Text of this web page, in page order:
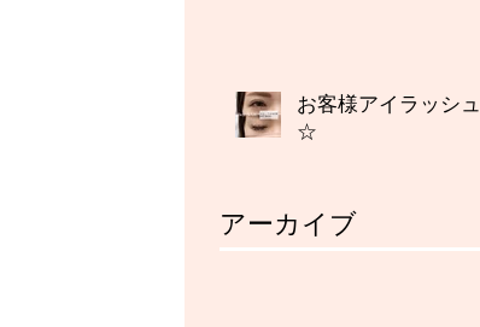
お客様アイラッシュ
☆
アーカイブ